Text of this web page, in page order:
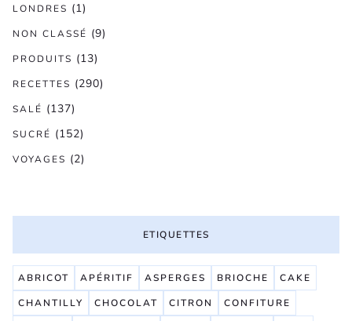
LONDRES (1)
NON CLASSÉ (9)
PRODUITS (13)
RECETTES (290)
SALÉ (137)
SUCRÉ (152)
VOYAGES (2)
ETIQUETTES
ABRICOT APÉRITIF ASPERGES BRIOCHE
CAKE
CHANTILLY
CHOCOLAT CITRON
CONFITURE